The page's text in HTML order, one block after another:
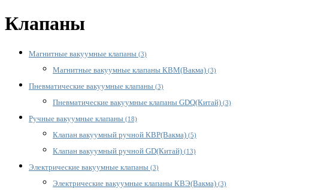
Клапаны
Магнитные вакуумные клапаны (3)
Магнитные вакуумные клапаны КВМ(Вакма) (3)
Пневматические вакуумные клапаны (3)
Пневматические вакуумные клапаны GDQ(Китай) (3)
Ручные вакуумные клапаны (18)
Клапан вакуумный ручной КВР(Вакма) (5)
Клапан вакуумный ручной GD(Китай) (13)
Электрические вакуумные клапаны (3)
Электрические вакуумные клапаны КВЭ(Вакма) (3)